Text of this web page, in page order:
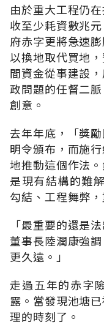
由於重大工程仍
收至少耗資數兆
府赤字更將急速
以換地取代買地
間資金從事建設
政問題的任督二
創意。
去年年底，「獎
明令頒布，而施
地推動這個作法
是現有結構的難
勾結、工程舞弊
「最重要的還是
董事長陸潤康強
更久遠。」
走過五年的赤字
露。當發現池塘
理的時刻了。